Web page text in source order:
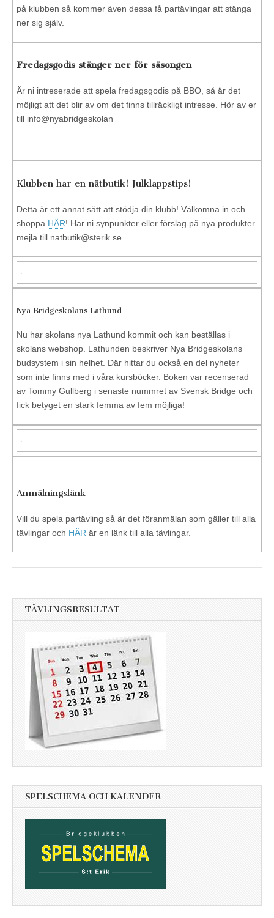
på klubben så kommer även dessa få partävlingar att stänga
ner sig själv.
Fredagsgodis stänger ner för säsongen
Är ni intreserade att spela fredagsgodis på BBO, så är det
möjligt att det blir av om det finns tillräckligt intresse. Hör av er
till info@nyabridgeskolan
Klubben har en nätbutik! Julklappstips!
Detta är ett annat sätt att stödja din klubb! Välkomna in och
shoppa HÄR! Har ni synpunkter eller förslag på nya produkter
mejla till natbutik@sterik.se
Nya Bridgeskolans Lathund
Nu har skolans nya Lathund kommit och kan beställas i
skolans webshop. Lathunden beskriver Nya Bridgeskolans
budsystem i sin helhet. Där hittar du också en del nyheter
som inte finns med i våra kursböcker. Boken var recenserad
av Tommy Gullberg i senaste nummret av Svensk Bridge och
fick betyget en stark femma av fem möjliga!
Anmälningslänk
Vill du spela partävling så är det föranmälan som gäller till alla
tävlingar och HÄR är en länk till alla tävlingar.
TÄVLINGSRESULTAT
SPELSCHEMA OCH KALENDER